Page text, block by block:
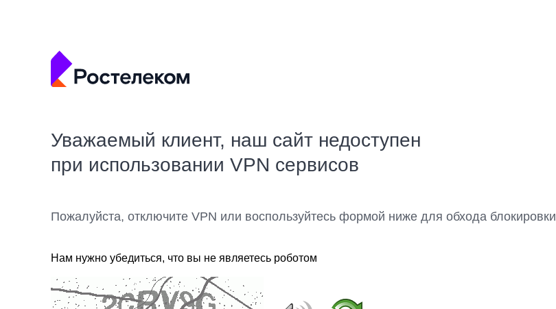
Уважаемый клиент, наш сайт недоступен
при использовании VPN сервисов
Пожалуйста, отключите VPN или воспользуйтесь формой ниже для обхода блокировки
Нам нужно убедиться, что вы не являетесь роботом